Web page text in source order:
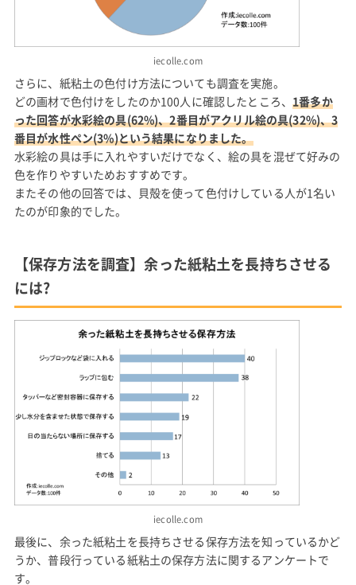
iecolle.com
さらに、紙粘土の色付け方法についても調査を実施。
どの画材で色付けをしたのか100人に確認したところ、1番多か
った回答が水彩絵の具(62%)、2番目がアクリル絵の具(32%)、3
番目が水性ペン(3%)という結果になりました。
水彩絵の具は手に入れやすいだけでなく、絵の具を混ぜて好みの
色を作りやすいためおすすめです。
またその他の回答では、貝殻を使って色付けしている人が1名い
たのが印象的でした。
【保存方法を調査】余った紙粘土を長持ちさせる
には?
iecolle.com
最後に、余った紙粘土を長持ちさせる保存方法を知っているかど
うか、普段行っている紙粘土の保存方法に関するアンケートで
す。